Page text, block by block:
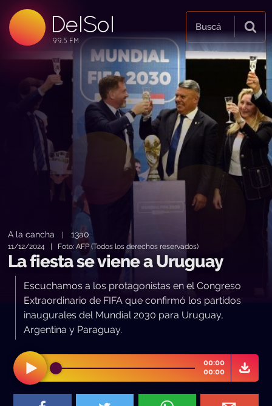
DelSol
99.5 FM
99.5 FM
99.5 FM
Buscá
A la cancha |13a0
11/12/2024 | Foto: AFP (Todos los derechos reservados)
La fiesta se viene a Uruguay
Escuchamos a los protagonistas en el Congreso
Extraordinario de FIFA que confirmó los partidos
inaugurales del Mundial 2030 para Uruguay,
Argentina y Paraguay.
00:00
00:00